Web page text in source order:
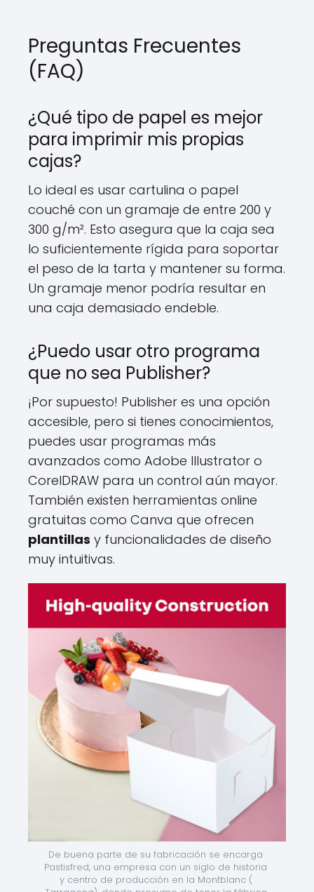
Preguntas Frecuentes
(FAQ)
¿Qué tipo de papel es mejor
para imprimir mis propias
cajas?
Lo ideal es usar cartulina o papel
couché con un gramaje de entre 200 y
300 g/m². Esto asegura que la caja sea
lo suficientemente rígida para soportar
el peso de la tarta y mantener su forma.
Un gramaje menor podría resultar en
una caja demasiado endeble.
¿Puedo usar otro programa
que no sea Publisher?
¡Por supuesto! Publisher es una opción
accesible, pero si tienes conocimientos,
puedes usar programas más
avanzados como Adobe Illustrator o
CorelDRAW para un control aún mayor.
También existen herramientas online
gratuitas como Canva que ofrecen
plantillas y funcionalidades de diseño
muy intuitivas.
De buena parte de su fabricación se encarga
Pastisfred, una empresa con un siglo de historia
y centro de producción en la Montblanc (